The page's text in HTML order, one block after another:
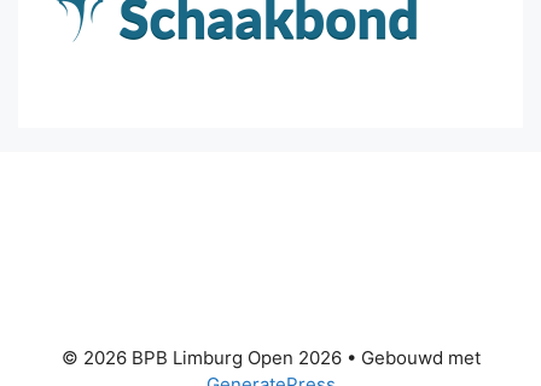
© 2026 BPB Limburg Open 2026• Gebouwd met